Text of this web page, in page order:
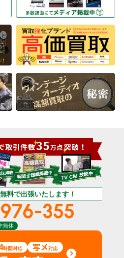
料で出張いたします！
355
無休
時間対応 写メ対応